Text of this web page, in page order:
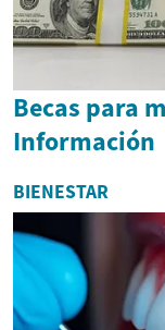
Becas para
Información
BIENESTAR